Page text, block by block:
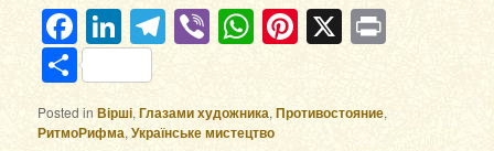
Facebook
LinkedIn
Telegram
ViberWhatsApp
Pinterest
X
Отправить
Posted in Вірші,Глазами художника,Противостояние,
РитмоРифма,Українське мистецтво